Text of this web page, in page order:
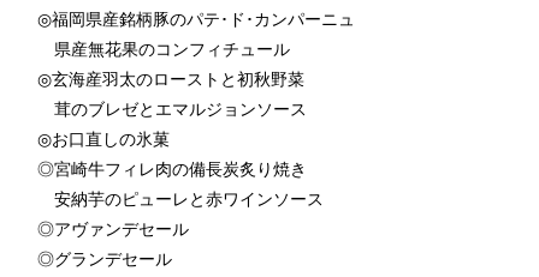
◎福岡県産銘柄豚のパテ･ド･カンパーニュ
県産無花果のコンフィチュール
◎玄海産羽太のローストと初秋野菜
茸のブレゼとエマルジョンソース
◎お口直しの氷菓
◎宮崎牛フィレ肉の備長炭炙り焼き
安納芋のピューレと赤ワインソース
◎アヴァンデセール
◎グランデセール
夜間飛行
お席のご予約
TEL 092-482-1168
以下のレストランをご利用の場合はお問合せフォームからご